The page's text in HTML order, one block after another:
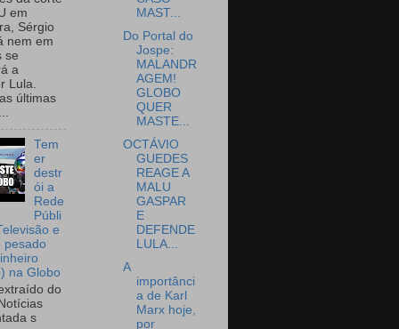
em
Sérgio
nem em
se
a
Lula.
últimas
Tem
er
destr
ói a
Rede
Públi
e
pesado
na Globo
do
s
MAST...
Do Portal do
Jospe:
MALANDR
AGEM!
GLOBO
QUER
MASTE...
OCTÁVIO
GUEDES
REAGE A
MALU
GASPAR
E
DEFENDE
LULA...
A
importânci
a de Karl
Marx hoje,
por